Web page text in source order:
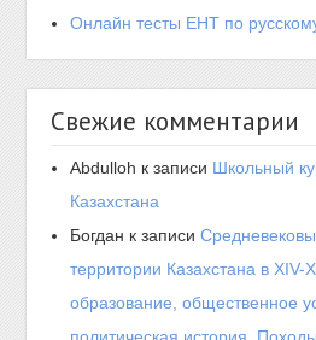
Онлайн тесты ЕНТ по
Свежие комментарии
Abdulloh к записи Школьный
Казахстана
Богдан к записи
территории Казахстана в XIV-
образование, общественное